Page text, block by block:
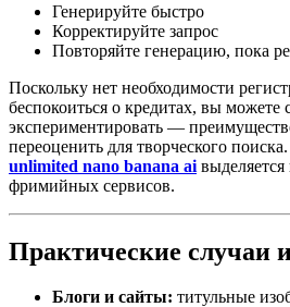
Генерируйте быстро
Корректируйте запрос
Повторяйте генерацию, пока
Поскольку нет необходимости
беспокоиться о кредитах, вы можете
экспериментировать —
переоценить для творческого
unlimited nano banana ai
фримийных сервисов.
Практические случаи
Блоги и сайты: титульные